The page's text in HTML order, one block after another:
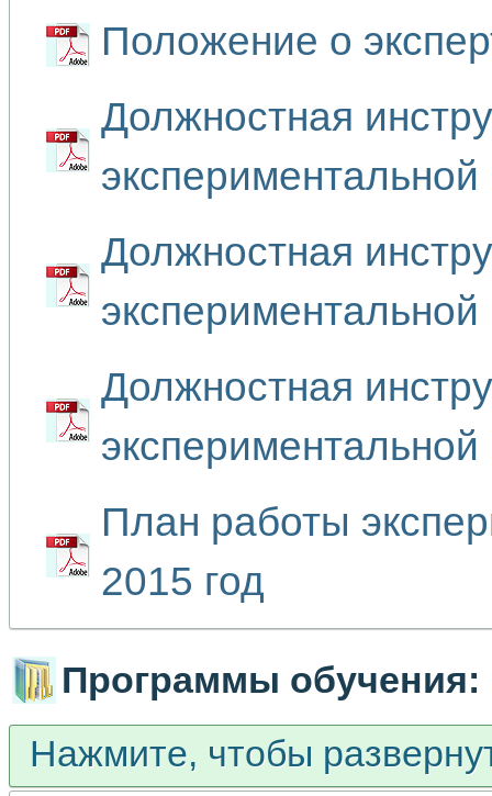
Положение о
Должностная
Должностная
Должностная
План работы
2015 год
Программы обучения:
Нажмите, чтобы